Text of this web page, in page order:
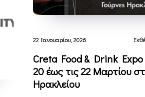
22 Ιανουαρίου, 2026
Creta Food & Drink Expo
20 έως τις 22 Μαρτίου
Ηρακλείου